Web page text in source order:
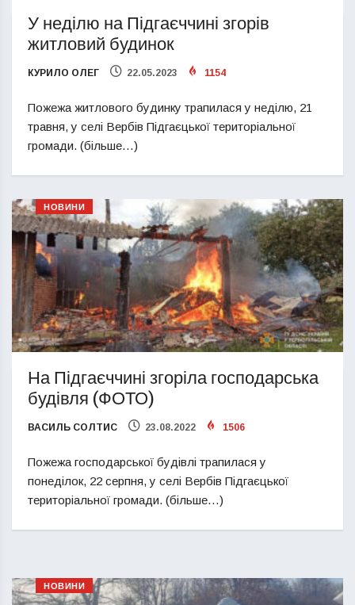
У неділю на Підгаєччині згорів
житловий будинок
КУРИЛО ОЛЕГ 22.05.2023 1154
Пожежа житлового будинку трапилася у неділю, 21
травня, у селі Вербів Підгаєцької територіальної
громади. (більше…)
НОВИНИ
На Підгаєччині згоріла господарська
будівля (ФОТО)
ВАСИЛЬ СОЛТИС 23.08.2022 1506
Пожежа господарської будівлі трапилася у
понеділок, 22 серпня, у селі Вербів Підгаєцької
територіальної громади. (більше…)
НОВИНИ